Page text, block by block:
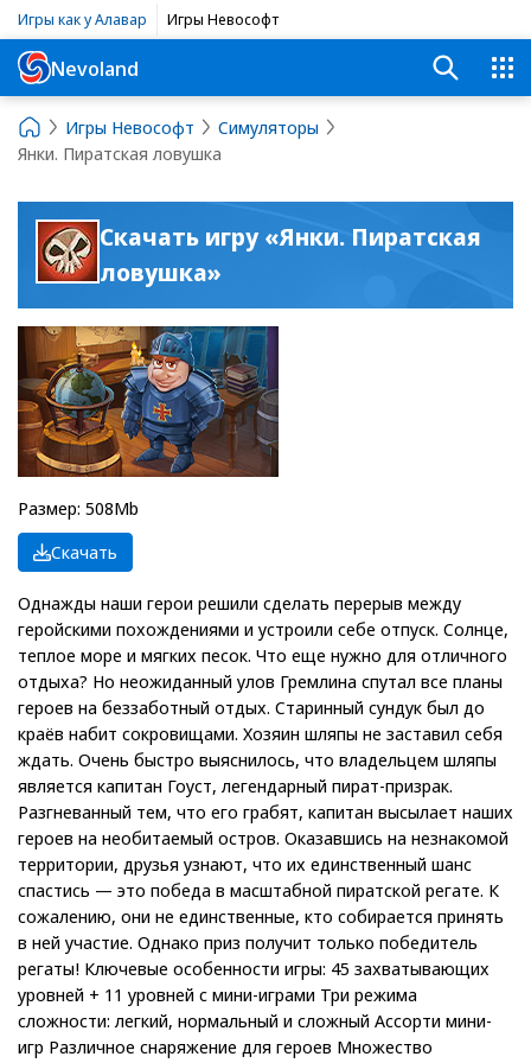
Игры как у Алавар Игры Невософт
Nevoland
Игры Невософт
Симуляторы
Янки. Пиратская ловушка
Скачать игру «Янки. Пиратская
ловушка»
Размер: 508Mb
Скачать
Однажды наши герои решили сделать перерыв между
геройскими похождениями и устроили себе отпуск. Солнце,
теплое море и мягких песок. Что еще нужно для отличного
отдыха? Но неожиданный улов Гремлина спутал все планы
героев на беззаботный отдых. Старинный сундук был до
краёв набит сокровищами. Хозяин шляпы не заставил себя
ждать. Очень быстро выяснилось, что владельцем шляпы
является капитан Гоуст, легендарный пират-призрак.
Разгневанный тем, что его грабят, капитан высылает наших
героев на необитаемый остров. Оказавшись на незнакомой
территории, друзья узнают, что их единственный шанс
спастись — это победа в масштабной пиратской регате. К
сожалению, они не единственные, кто собирается принять
в ней участие. Однако приз получит только победитель
регаты! Ключевые особенности игры: 45 захватывающих
уровней + 11 уровней с мини-играми Три режима
сложности: легкий, нормальный и сложный Ассорти мини-
игр Различное снаряжение для героев Множество